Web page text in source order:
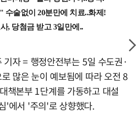
자 = 행정안전부는 5일 수도권·
많은 눈이 예보됨에 따라 오전 8
책본부 1단계를 가동하고 대설
'에서 '주의'로 상향했다.